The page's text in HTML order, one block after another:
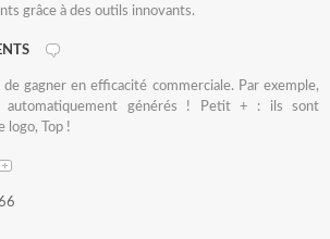
grâce à des outils innovants.
gagner en efficacité commerciale. Par exemple,
automatiquement générés ! Petit + : ils sont
logo, Top !